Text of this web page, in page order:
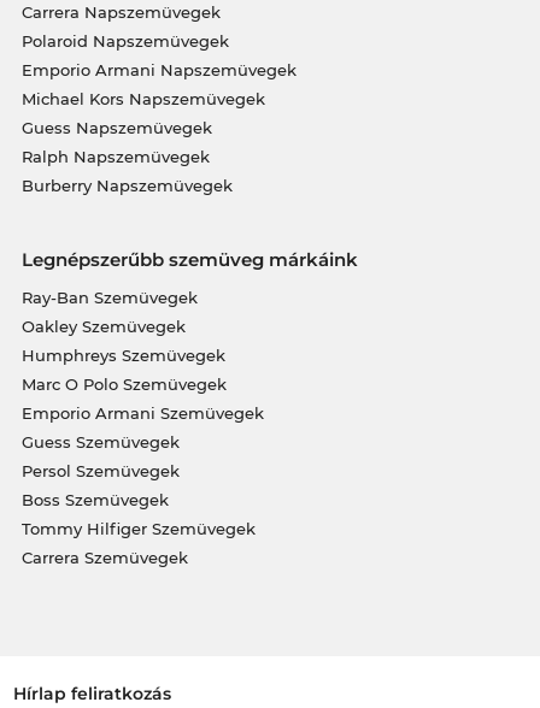
Carrera Napszemüvegek
Polaroid Napszemüvegek
Emporio Armani Napszemüvegek
Michael Kors Napszemüvegek
Guess Napszemüvegek
Ralph Napszemüvegek
Burberry Napszemüvegek
Legnépszerűbb szemüveg márkáink
Ray-Ban Szemüvegek
Oakley Szemüvegek
Humphreys Szemüvegek
Marc O Polo Szemüvegek
Emporio Armani Szemüvegek
Guess Szemüvegek
Persol Szemüvegek
Boss Szemüvegek
Tommy Hilfiger Szemüvegek
Carrera Szemüvegek
Hírlap feliratkozás